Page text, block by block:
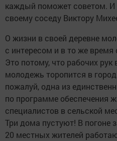
каждый поможет советом.
своему соседу Виктору
О жизни в своей деревне
с интересом и в то же время
Это потому, что рабочих рук
молодежь торопится в
пожалуй, одна из
по программе обеспечения
специалистов в сельской
Три дома пустуют! В погоне
20 местных жителей